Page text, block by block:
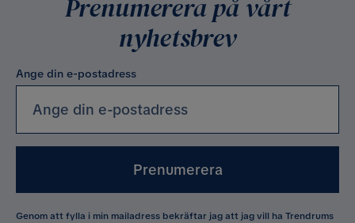
Prenumerera på vårt
nyhetsbrev
Ange din e-postadress
Prenumerera
Genom att fylla i min mailadress bekräftar jag att jag vill ha Trendrums